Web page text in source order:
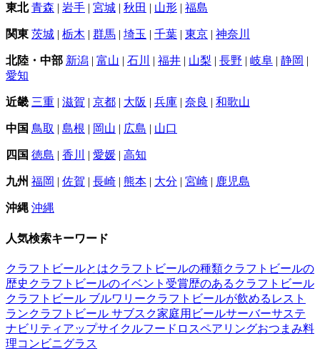
東北 青森 | 岩手 | 宮城 | 秋田 | 山形 | 福島
関東 茨城 | 栃木 | 群馬 | 埼玉 | 千葉 | 東京 | 神奈川
北陸・中部 新潟 | 富山 | 石川 | 福井 | 山梨 | 長野 | 岐阜 | 静岡 |
愛知
近畿 三重 | 滋賀 | 京都 | 大阪 | 兵庫 | 奈良 | 和歌山
中国 鳥取 | 島根 | 岡山 | 広島 | 山口
四国 徳島 | 香川 | 愛媛 | 高知
九州 福岡 | 佐賀 | 長崎 | 熊本 | 大分 | 宮崎 | 鹿児島
沖縄 沖縄
人気検索キーワード
クラフトビールとはクラフトビールの種類クラフトビールの
歴史 クラフトビールのイベント 受賞歴のあるクラフトビール
クラフトビール ブルワリークラフトビールが飲めるレスト
ランクラフトビール サブスク家庭用ビールサーバーサステ
ナビリティ アップサイクルフードロスペアリングおつまみ料
理コンビニグラス